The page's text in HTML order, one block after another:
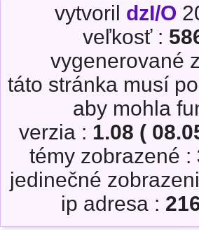
vytvoril dzI/O
veľkosť :
vygenerované
táto stránka musí
aby mohla
verzia : 1.08 (
témy zobrazené :
jedinečné
ip adresa :